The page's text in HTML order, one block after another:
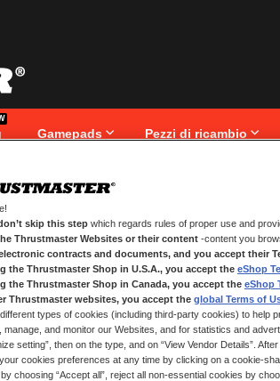
Gamepads Pezzi di ricambio
La
skip this step which regards rules of proper use and
Thrustmaster Websites or their content -content you
contracts and documents, and you accept their
the Thrustmaster Shop in U.S.A., you accept the eShop
the Thrustmaster Shop in Canada, you accept the eShop
Thrustmaster websites, you accept the global Terms of
types of cookies (including third-party cookies) to help
manage, and monitor our Websites, and for statistics and
setting”, then on the type, and on “View Vendor Details”.
cookies preferences at any time by clicking on a cookie-
choosing “Accept all”, reject all non-essential cookies by